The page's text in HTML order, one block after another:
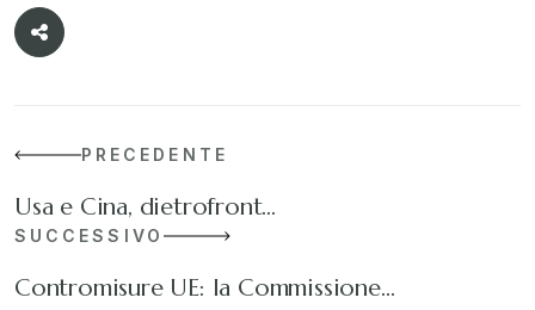
PRECEDENTE
Usa e Cina, dietrofront…
SUCCESSIVO
Contromisure UE: la Commissione…